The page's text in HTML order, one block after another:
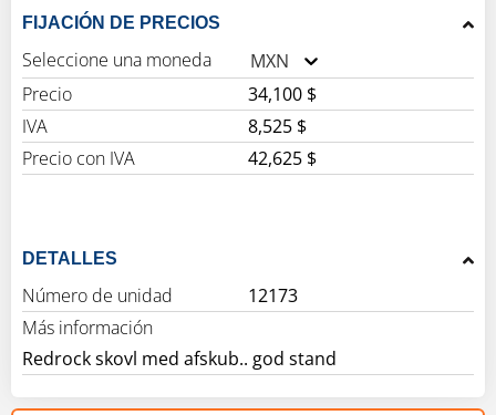
FIJACIÓN DE PRECIOS
Seleccione una moneda
MXN
Precio
34,100 $
IVA
8,525 $
Precio con IVA
42,625 $
DETALLES
Número de unidad
12173
Más información
Redrock skovl med afskub.. god stand